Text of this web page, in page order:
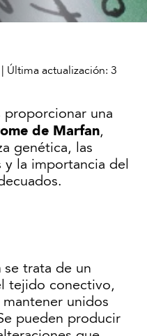
Última actualización: 3
proporcionar una
de Marfan,
genética, las
y la importancia del
se trata de un
tejido conectivo,
unidos
pueden producir